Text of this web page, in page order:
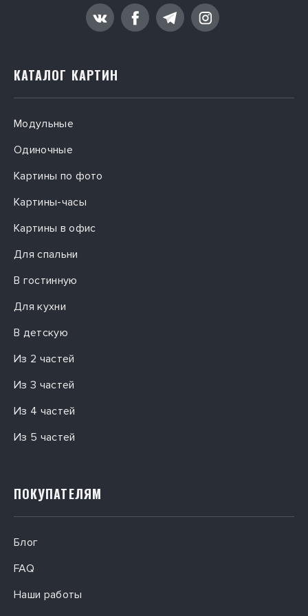
РФ — по прайсу популярных транспортных компаний.
КАТАЛОГ КАРТИН
Модульные
Одиночные
Картины по фото
Картины-часы
Картины в офис
Для спальни
В гостинную
Для кухни
В детскую
Из 2 частей
Из 3 частей
Из 4 частей
Из 5 частей
ПОКУПАТЕЛЯМ
Блог
FAQ
Наши работы